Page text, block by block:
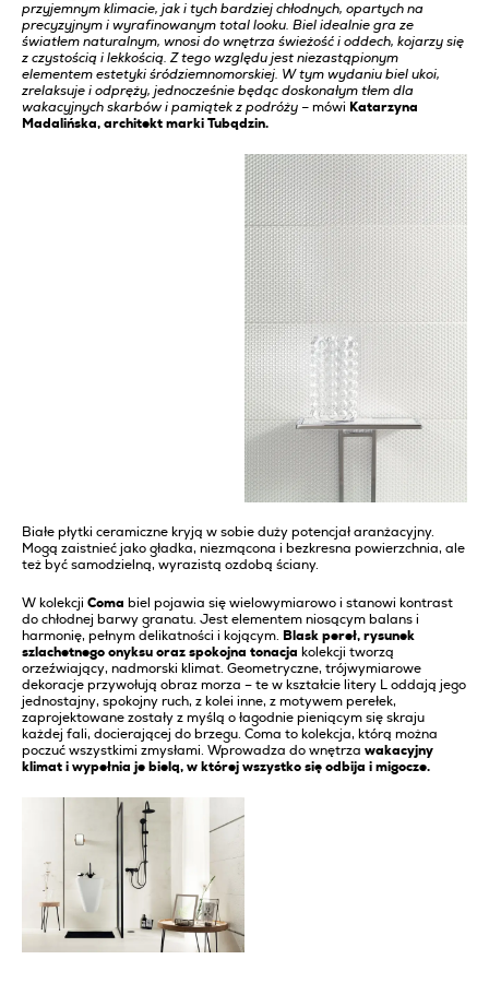
przyjemnym klimacie, jak i tych bardziej chłodnych, opartych na
precyzyjnym i wyrafinowanym total looku. Biel idealnie gra ze
światłem naturalnym, wnosi do wnętrza świeżość i oddech, kojarzy się
z czystością i lekkością. Z tego względu jest niezastąpionym
elementem estetyki śródziemnomorskiej. W tym wydaniu biel ukoi,
zrelaksuje i odpręży, jednocześnie będąc doskonałym tłem dla
wakacyjnych skarbów i pamiątek z podróży – mówi Katarzyna
Madalińska, architekt marki Tubądzin.
Białe płytki ceramiczne kryją w sobie duży potencjał aranżacyjny.
Mogą zaistnieć jako gładka, niezmącona i bezkresna powierzchnia, ale
też być samodzielną, wyrazistą ozdobą ściany.
W kolekcji Coma biel pojawia się wielowymiarowo i stanowi kontrast
do chłodnej barwy granatu. Jest elementem niosącym balans i
harmonię, pełnym delikatności i kojącym.
Blask pereł, rysunek
szlachetnego onyksu oraz spokojna tonacja kolekcji tworzą
orzeźwiający, nadmorski klimat. Geometryczne, trójwymiarowe
dekoracje przywołują obraz morza – te w kształcie litery L oddają jego
jednostajny, spokojny ruch, z kolei inne, z motywem perełek,
zaprojektowane zostały z myślą o łagodnie pieniącym się skraju
każdej fali, docierającej do brzegu. Coma to kolekcja, którą można
poczuć wszystkimi zmysłami. Wprowadza do wnętrza wakacyjny
klimat i wypełnia je bielą, w której wszystko się odbija i migocze.